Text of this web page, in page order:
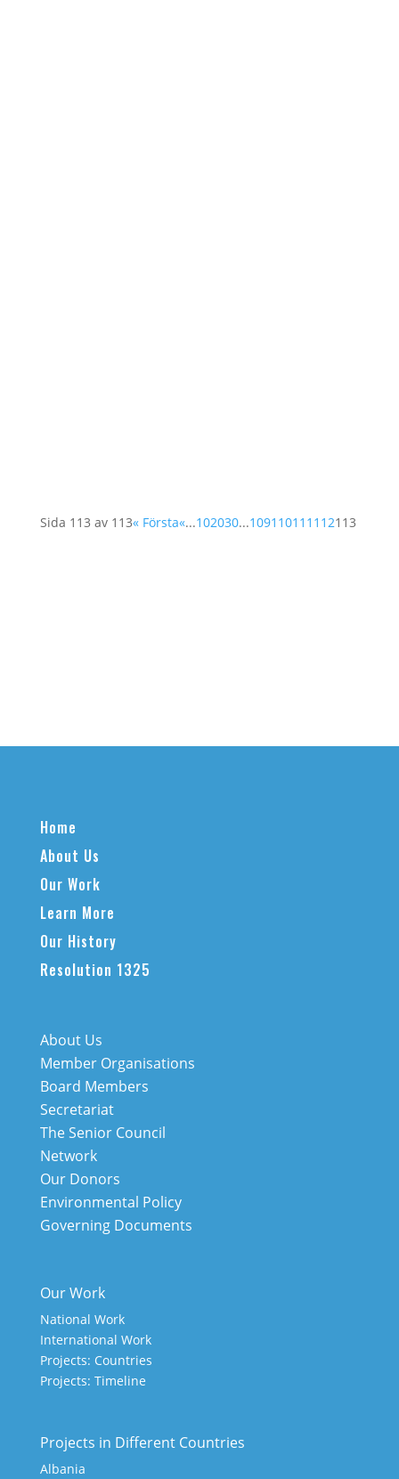
Sida 113 av 113« Första«...102030...109110111 112113
Home
About Us
Our Work
Learn More
Our History
Resolution 1325
About Us
Member Organisations
Board Members
Secretariat
The Senior Council
Network
Our Donors
Environmental Policy
Governing Documents
Our Work
National Work
International Work
Projects: Countries
Projects: Timeline
Projects in Different Countries
Albania